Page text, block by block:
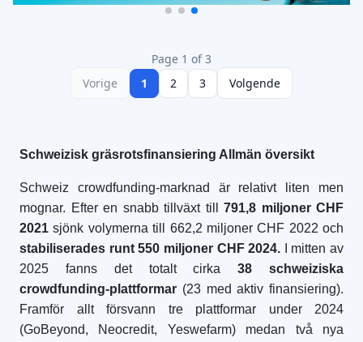
Page 1 of 3
Vorige
1 2 3 Volgende
Schweizisk gräsrotsfinansiering Allmän översikt
Schweiz crowdfunding-marknad är relativt liten men
mognar. Efter en snabb tillväxt till 791,8 miljoner CHF
2021 sjönk volymerna till 662,2 miljoner CHF 2022 och
stabiliserades runt 550 miljoner CHF 2024. I mitten av
2025 fanns det totalt cirka38 schweiziska
crowdfunding-plattformar (23 med aktiv finansiering).
Framför allt försvann tre plattformar under 2024
(GoBeyond, Neocredit, Yeswefarm) medan två nya